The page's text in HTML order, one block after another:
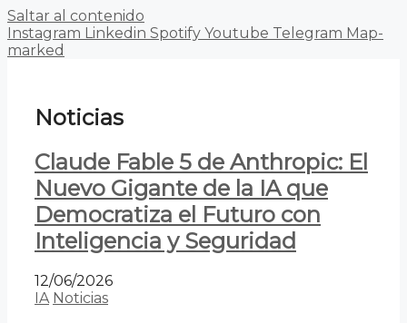
Saltar al contenido
Instagram Linkedin Spotify Youtube Telegram Map-
marked
Noticias
Claude Fable 5 de Anthropic: El
Nuevo Gigante de la IA que
Democratiza el Futuro con
Inteligencia y Seguridad
12/06/2026
IA Noticias